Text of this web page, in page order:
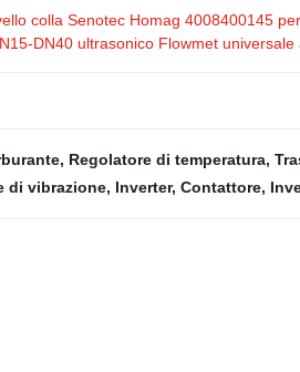
colla Senotec Homag 4008400145
DN40 ultrasonico Flowmet
, Regolatore di temperatura,
di vibrazione, Inverter, Contattore,